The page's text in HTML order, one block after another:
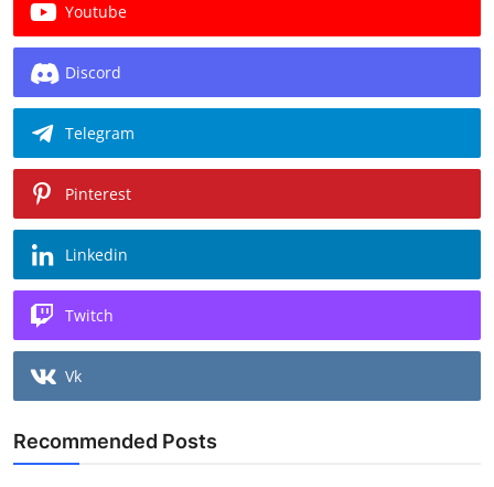
Youtube
Discord
Telegram
Pinterest
Linkedin
Twitch
Vk
Recommended Posts